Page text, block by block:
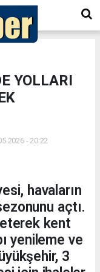
YOLLARI
- 20:22
havaların
açtı.
kent
yenileme ve
3